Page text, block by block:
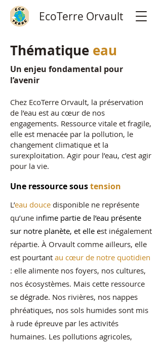
EcoTerre Orvault
Thématique eau
Un enjeu fondamental pour
l’avenir
Chez EcoTerre Orvault, la préservation
de l’eau est au cœur de nos
engagements. Ressource vitale et fragile,
elle est menacée par la pollution, le
changement climatique et la
surexploitation. Agir pour l’eau, c’est agir
pour la vie.
Une ressource soustension
L’eau douce disponible ne représente
qu’une infime partie de l’eau présente
sur notre planète, et elle est inégalement
répartie. À Orvault comme ailleurs, elle
est pourtant au cœur de notre quotidien
: elle alimente nos foyers, nos cultures,
nos écosystèmes. Mais cette ressource
se dégrade. Nos rivières, nos nappes
phréatiques, nos sols humides sont mis
à rude épreuve par les activités
humaines. Les pollutions agricoles,